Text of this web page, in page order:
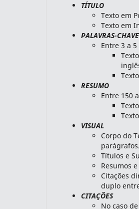
TÍTULO
Texto em
Texto em
PALAVRAS-CHAVE
Entre 3 a
RESUMO
Entre 150
VISUAL
Corpo do
parágrafos.
Títulos e
Resumos
Citações
duplo
CITAÇÕES
No caso